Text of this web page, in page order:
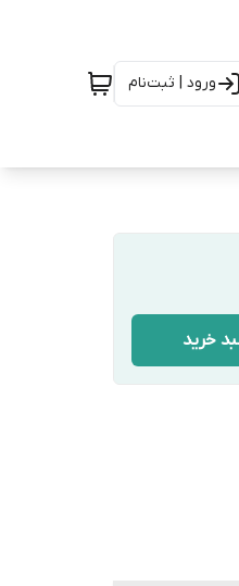
ورود | ثبت‌نام
خرید